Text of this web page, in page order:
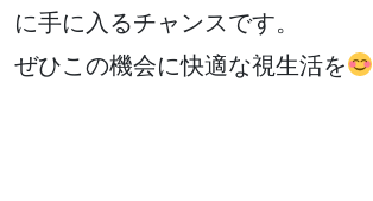
に手に入るチャンスです。
ぜひこの機会に快適な視生活を